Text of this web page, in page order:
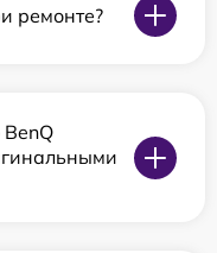
ремонте?
BenQ